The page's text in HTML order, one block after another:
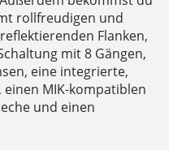
rollfreudigen und
Flanken,
mit 8 Gängen,
eine integrierte,
MIK-kompatiblen
und einen